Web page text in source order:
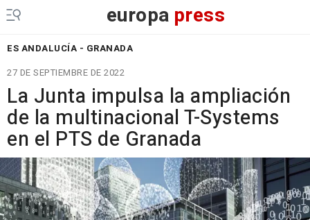
europa press
ES ANDALUCÍA - GRANADA
27 DE SEPTIEMBRE DE 2022
La Junta impulsa la ampliación
de la multinacional T-Systems
en el PTS de Granada